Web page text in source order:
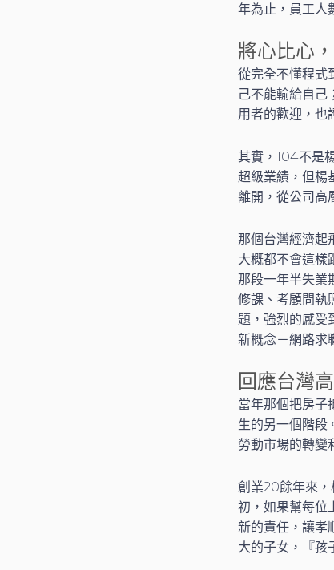
年為止，員工人
將心比心
從完全不懂程式
己不能輸給自己
用者的歡迎，也
其實，104不是
超級業績，但楊
離開，從公司高
那個台灣經濟起
大概都不會這樣
那段一年半失業
修課、考顧問執
題，強烈的感受
新概念－網路求
回應台灣
當年那個把房子
生的另一個階段
勞動市場的轉變
創業20餘年來，
初，如果幫每位
新的責任，讓孝
大的子女，『孩